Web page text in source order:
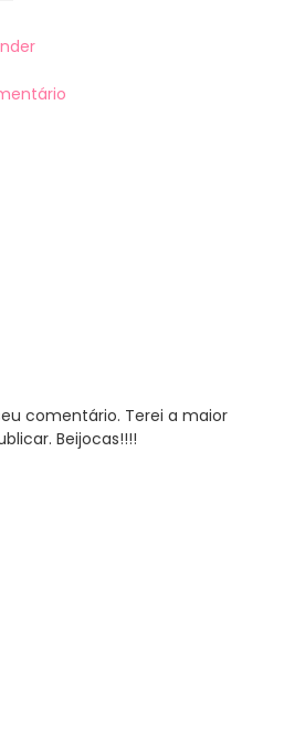
comentário. Terei a maior
Beijocas!!!!